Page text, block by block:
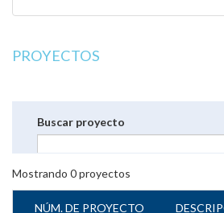
PROYECTOS
Buscar proyecto
Mostrando 0proyectos
NÚM. DE PROYECTO